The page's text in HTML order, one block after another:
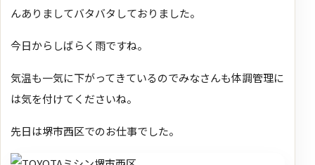
んありましてバタバタしておりました。
今日からしばらく雨ですね。
気温も一気に下がってきているのでみなさんも体調管理に
は気を付けてくださいね。
先日は堺市西区でのお仕事でした。